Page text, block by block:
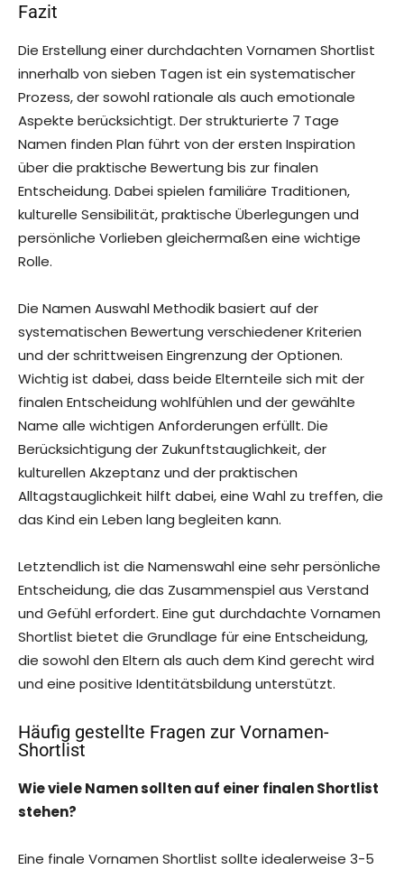
Fazit
Die Erstellung einer durchdachten Vornamen Shortlist
innerhalb von sieben Tagen ist ein systematischer
Prozess, der sowohl rationale als auch emotionale
Aspekte berücksichtigt. Der strukturierte 7 Tage
Namen finden Plan führt von der ersten Inspiration
über die praktische Bewertung bis zur finalen
Entscheidung. Dabei spielen familiäre Traditionen,
kulturelle Sensibilität, praktische Überlegungen und
persönliche Vorlieben gleichermaßen eine wichtige
Rolle.
Die Namen Auswahl Methodik basiert auf der
systematischen Bewertung verschiedener Kriterien
und der schrittweisen Eingrenzung der Optionen.
Wichtig ist dabei, dass beide Elternteile sich mit der
finalen Entscheidung wohlfühlen und der gewählte
Name alle wichtigen Anforderungen erfüllt. Die
Berücksichtigung der Zukunftstauglichkeit, der
kulturellen Akzeptanz und der praktischen
Alltagstauglichkeit hilft dabei, eine Wahl zu treffen, die
das Kind ein Leben lang begleiten kann.
Letztendlich ist die Namenswahl eine sehr persönliche
Entscheidung, die das Zusammenspiel aus Verstand
und Gefühl erfordert. Eine gut durchdachte Vornamen
Shortlist bietet die Grundlage für eine Entscheidung,
die sowohl den Eltern als auch dem Kind gerecht wird
und eine positive Identitätsbildung unterstützt.
Häufig gestellte Fragen zur Vornamen-
Shortlist
Wie viele Namen sollten auf einer finalen Shortlist
stehen?
Eine finale Vornamen Shortlist sollte idealerweise 3-5